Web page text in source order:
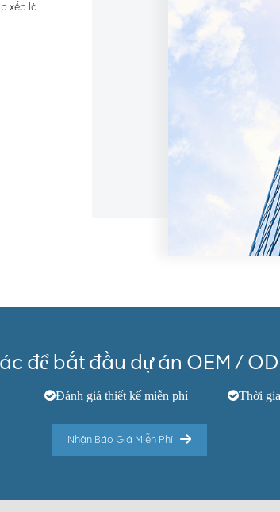
xếp là
để bắt đầu dự án OEM /
Đánh giá thiết kế miễn phí Thời
Nhận Báo Giá Miễn Phí